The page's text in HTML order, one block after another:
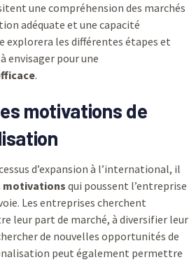
une compréhension des marchés
adéquate et une capacité
explorera les différentes étapes et
envisager pour une
.
motivations de
d’expansion à l’international, il
motivations qui poussent l’entreprise
Les entreprises cherchent
leur part de marché, à diversifier leur
de nouvelles opportunités de
peut également permettre